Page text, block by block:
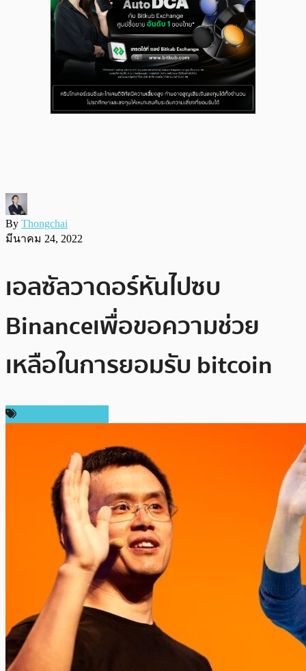
By Thongchai
มีนาคม 24, 2022
เอลซัลวาดอร์หันไปซบ
Binance เพื่อขอความช่วย
เหลือในการยอมรับ bitcoin